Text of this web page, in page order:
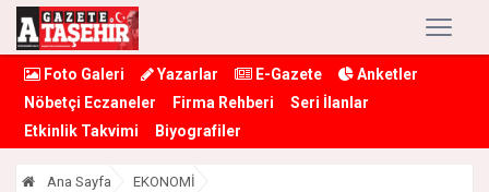
Foto Galeri Yazarlar E-Gazete
Anketler
Nöbetçi Eczaneler
Firma Rehberi
Seri İlanlar
Etkinlik Takvimi
Biyografiler
Ana Sayfa EKONOMİ